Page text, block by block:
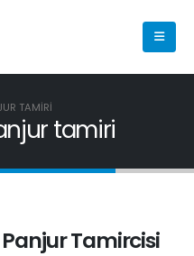
TAMIRI
tamiri
Tamircisi